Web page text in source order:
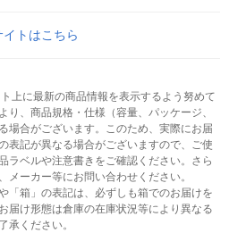
イトはこちら
上に最新の商品情報を表示するよう努めて
り、商品規格・仕様（容量、パッケージ、
場合がございます。このため、実際にお届
表記が異なる場合がございますので、ご使
ラベルや注意書きをご確認ください。さら
メーカー等にお問い合わせください。
「箱」の表記は、必ずしも箱でのお届けを
届け形態は倉庫の在庫状況等により異なる
承ください。